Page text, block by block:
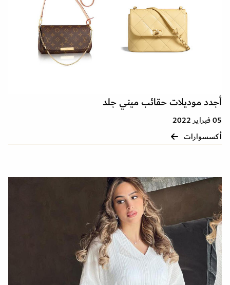
أجدد موديلات حقائب ميني جلد
05 فبراير 2022
أكسسوارات